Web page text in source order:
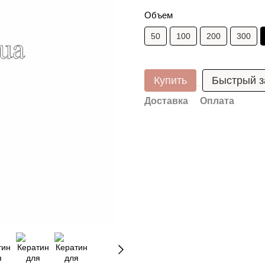
Объем
50 100 200 300
Купить Быстрый
Доставка Оплата